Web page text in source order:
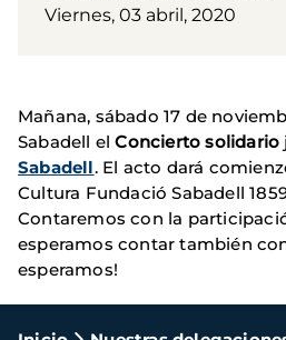
Viernes, 03 abril, 2020
Mañana, sábado 17 de
Sabadell elConcierto solidario
Sabadell. El acto dará
Cultura Fundació Sabadell
Contaremos con la
esperamos contar también con
esperamos!